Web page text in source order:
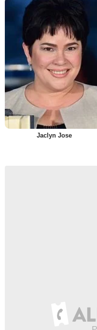
Jaclyn Jose